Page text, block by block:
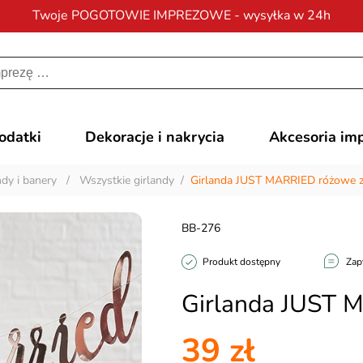
Twoje POGOTOWIE IMPREZOWE - wysyłka w 24h
Darmowa dostawana zamówienia od 200 zł
Dekoracje i nakrycia Akcesoria
i banery / Wszystkie girlandy / Girlanda JUST MARRIED różowe
Girlanda JUST
BB-276
Produkt dostępny
39 zł